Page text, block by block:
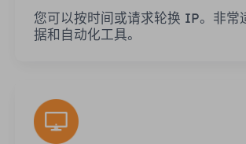
您可以按时间或请求轮换 IP。非常
据和自动化工具。